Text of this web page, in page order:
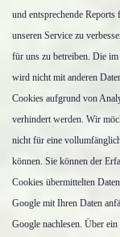
und entsprechende
unseren Service zu
für uns zu betreiben. Die
wird nicht mit anderen
Cookies aufgrund von
verhindert werden. Wir
nicht für eine
können. Sie können der
Cookies übermittelten
Google mit Ihren Daten
Google nachlesen. Über ein